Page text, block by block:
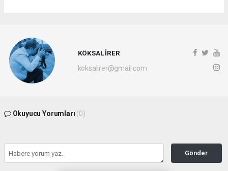
KÖKSAL İRER
koksalirer@gmail.com
Okuyucu Yorumları (0)
Gönder